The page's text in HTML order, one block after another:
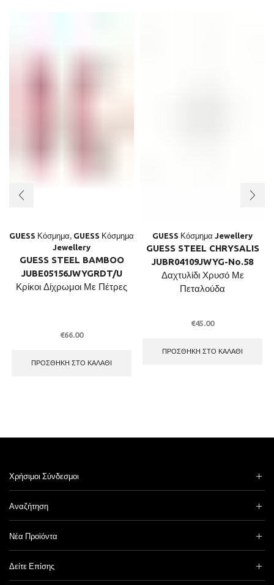
GUESS Κόσμημα, GUESS Κόσμημα
Jewellery
GUESS STEEL BAMBOO
JUBE05156JWYGRDT/U
Κρίκοι Δίχρωμοι Με Πέτρες
€66.00
ΠΡΟΣΘΉΚΗ ΣΤΟ ΚΑΛΆΘΙ
GUESS Κόσμημα Jewellery
GUESS STEEL CHRYSALIS
JUBR04109JWYG-No.58
Δαχτυλίδι Χρυσό Με
Πεταλούδα
€45.00
ΠΡΟΣΘΉΚΗ ΣΤΟ ΚΑΛΆΘΙ
Χρήσιμοι Σύνδεσμοι
Αναζήτηση
Νέα Προϊόντα
Δείτε Επίσης